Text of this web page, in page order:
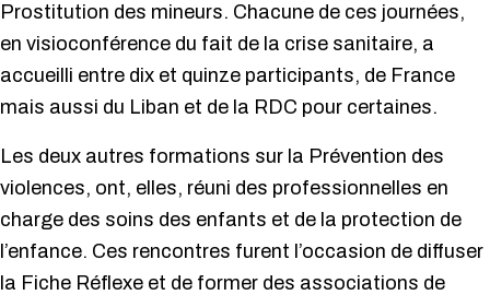
Prostitution des mineurs. Chacune de ces journées,
en visioconférence du fait de la crise sanitaire, a
accueilli entre dix et quinze participants, de France
mais aussi du Liban et de la RDC pour certaines.
Les deux autres formations sur la Prévention des
violences, ont, elles, réuni des professionnelles en
charge des soins des enfants et de la protection de
l’enfance. Ces rencontres furent l’occasion de diffuser
la Fiche Réflexe et de former des associations de